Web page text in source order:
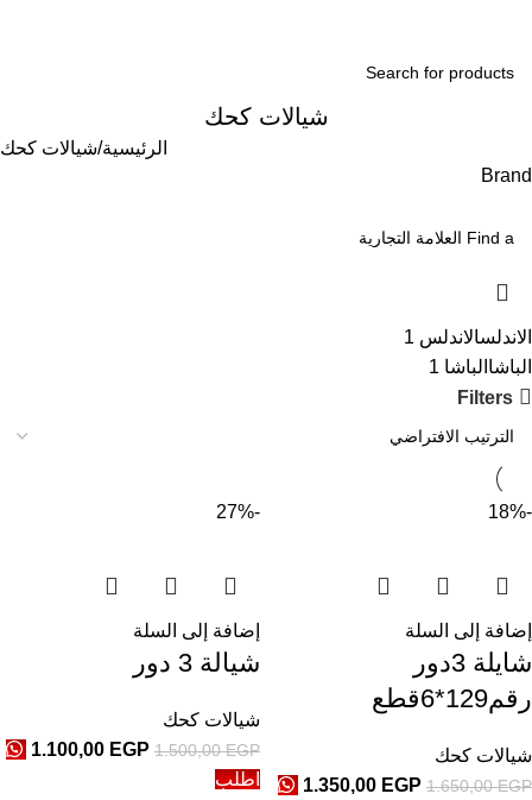
شيالات كحك
الرئيسية شيالات كحك
Brand
الاندلسالاندلس 1
الباشا الباشا 1
Filters
-18%
إضافة إلى السلة
شايلة 3دور
رقم129*6قطع
شيالات كحك
1.650,00EGP
1.350,00 EGP
-27%
إضافة إلى السلة
شيالة 3 دور
شيالات كحك
1.500,00EGP
1.100,00 EGP
اطلب